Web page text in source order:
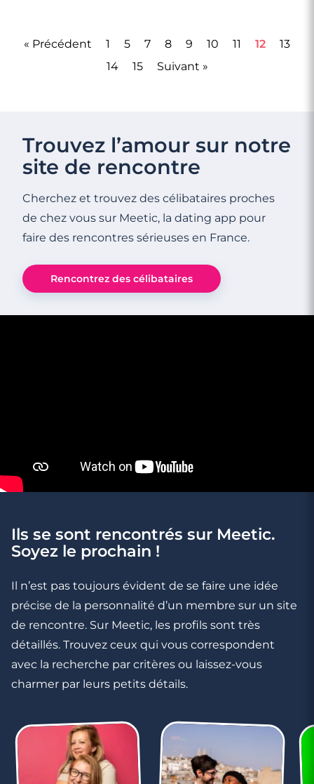
« Précédent 1 5 7 8 9 10 11 12
13
14
15 Suivant »
Trouvez l’amour sur notre
site de rencontre
Cherchez et trouvez des célibataires proches
de chez vous sur Meetic, la dating app pour
faire des rencontres sérieuses en France.
Rencontrez des célibataires
Ils se sont rencontrés sur Meetic.
Soyez le prochain !
Il n’est pas toujours évident de se faire une idée
précise de la personnalité d’un membre sur un site
de rencontre. Sur Meetic, les profils sont très
détaillés. Trouvez ceux qui vous correspondent
avec la recherche par critères ou laissez-vous
charmer par leurs petits détails.